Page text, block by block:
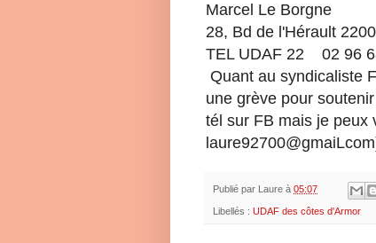
Marcel Le Borgne
28, Bd de l'Hérault
TEL UDAF 22 02 96
Quant au syndicaliste
une grève pour
tél sur FB mais je peux
Publié par Laure à 05:07
Libellés : UDAF des côtes d'Armor